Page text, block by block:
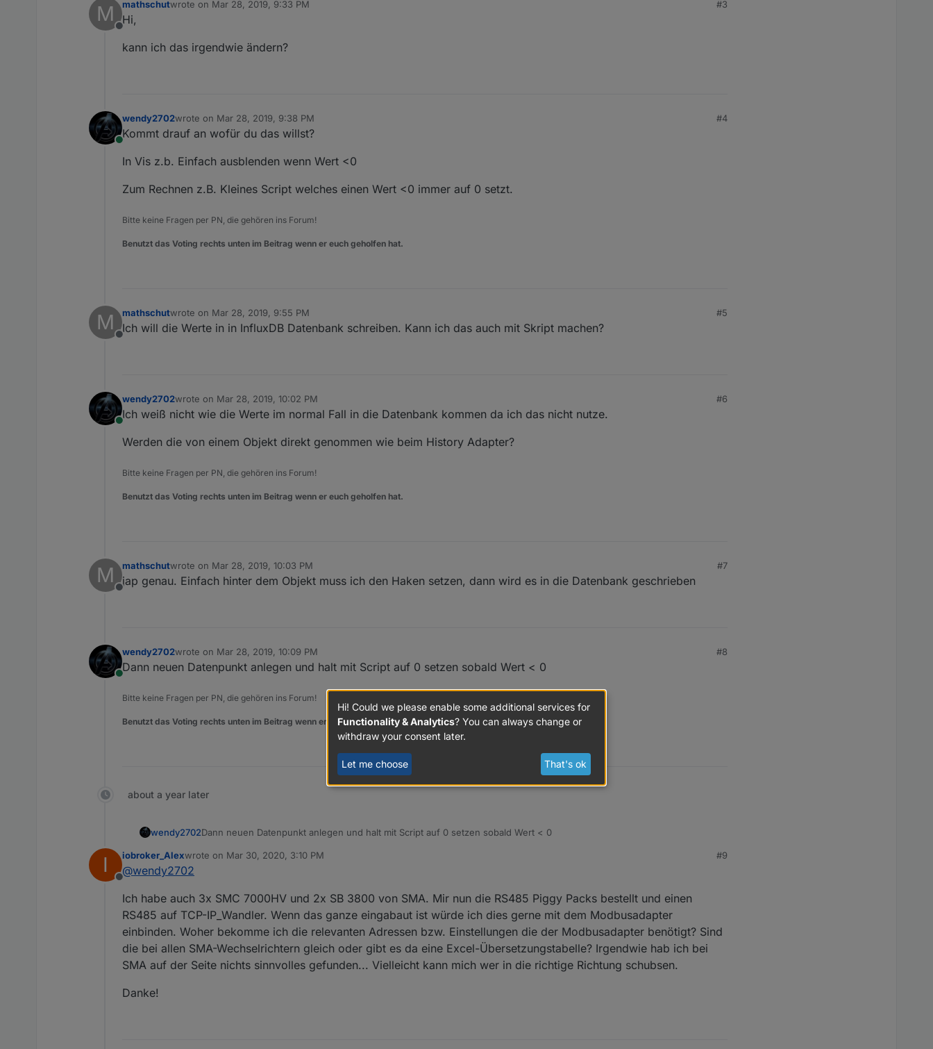
M
Offline
mathschutwrote on Mar 28, 2019, 9:33 PM
last edited by
#3
Hi,
kann ich das irgendwie ändern?
Online
wendy2702wrote on Mar 28, 2019, 9:38 PM
last edited by
#4
Kommt drauf an wofür du das willst?
In Vis z.b. Einfach ausblenden wenn Wert <0
Zum Rechnen z.B. Kleines Script welches einen Wert <0 immer auf 0 setzt.
Bitte keine Fragen per PN, die gehören ins Forum!
Benutzt das Voting rechts unten im Beitrag wenn er euch geholfen hat.
M
Offline
mathschutwrote on Mar 28, 2019, 9:55 PM
last edited by
#5
Ich will die Werte in in InfluxDB Datenbank schreiben. Kann ich das auch mit Skript machen?
Online
wendy2702wrote on Mar 28, 2019, 10:02 PM
last edited by
#6
Ich weiß nicht wie die Werte im normal Fall in die Datenbank kommen da ich das nicht nutze.
Werden die von einem Objekt direkt genommen wie beim History Adapter?
Bitte keine Fragen per PN, die gehören ins Forum!
Benutzt das Voting rechts unten im Beitrag wenn er euch geholfen hat.
M
Offline
mathschutwrote on Mar 28, 2019, 10:03 PM
last edited by
#7
jap genau. Einfach hinter dem Objekt muss ich den Haken setzen, dann wird es in die Datenbank geschrieben
Online
wendy2702wrote on Mar 28, 2019, 10:09 PM
last edited by
#8
Dann neuen Datenpunkt anlegen und halt mit Script auf 0 setzen sobald Wert < 0
Bitte keine Fragen per PN, die gehören ins Forum!
Benutzt das Voting rechts unten im Beitrag wenn er euch geholfen hat.
about a year later
wendy2702Dann neuen Datenpunkt anlegen und halt mit Script auf 0 setzen sobald Wert < 0
I
Offline
iobroker_Alexwrote on Mar 30, 2020, 3:10 PM
last edited by
#9
@wendy2702
Ich habe auch 3x SMC 7000HV und 2x SB 3800 von SMA. Mir nun die RS485 Piggy Packs bestellt und einen
RS485 auf TCP-IP_Wandler. Wenn das ganze eingabaut ist würde ich dies gerne mit dem Modbusadapter
einbinden. Woher bekomme ich die relevanten Adressen bzw. Einstellungen die der Modbusadapter benötigt? Sind
die bei allen SMA-Wechselrichtern gleich oder gibt es da eine Excel-Übersetzungstabelle? Irgendwie hab ich bei
SMA auf der Seite nichts sinnvolles gefunden... Vielleicht kann mich wer in die richtige Richtung schubsen.
Danke!
Hi! Could we please enable some additional services for
Functionality & Analytics? You can always change or
withdraw your consent later.
Let me choose That's ok